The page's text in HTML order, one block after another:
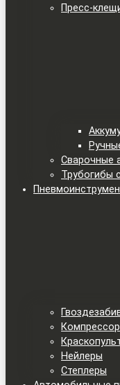
Пресс-
Сварочные
Трубогибы
Нейлеры
Степлеры